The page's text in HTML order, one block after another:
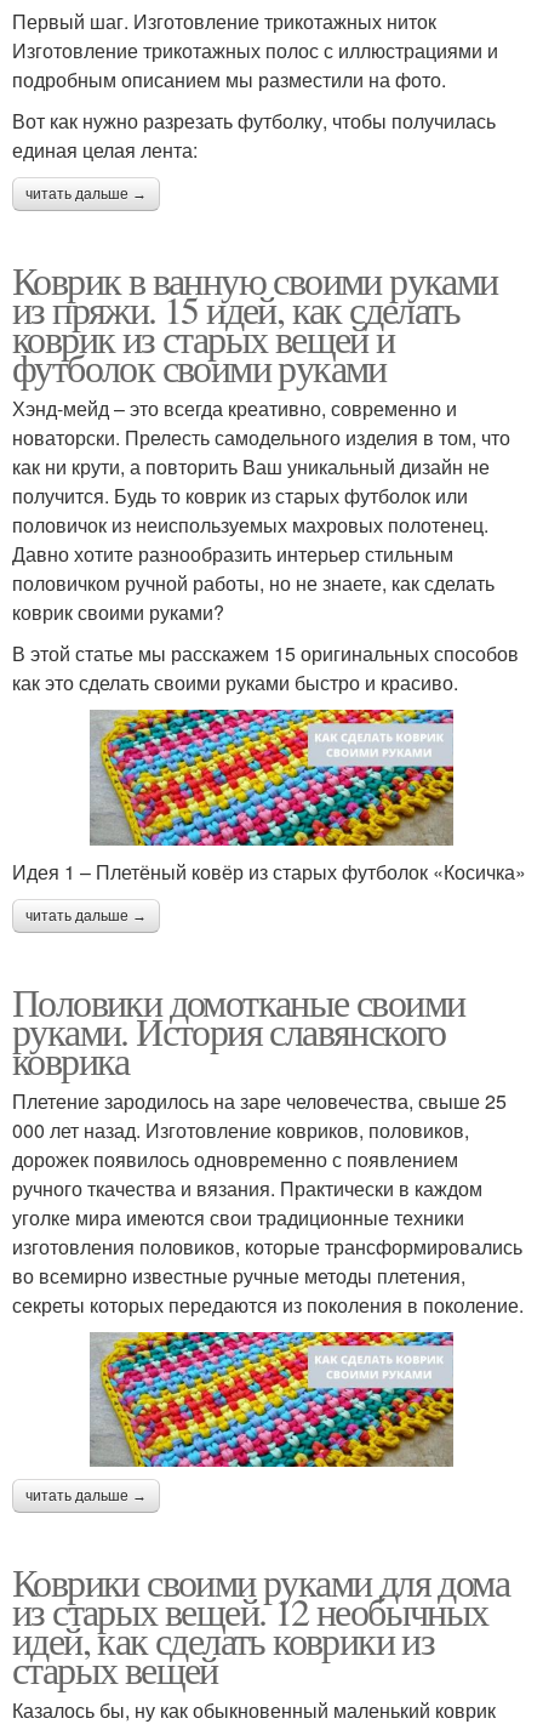
Первый шаг. Изготовление трикотажных ниток
Изготовление трикотажных полос с иллюстрациями и
подробным описанием мы разместили на фото.
Вот как нужно разрезать футболку, чтобы получилась
единая целая лента:
читать дальше →
Коврик в ванную своими руками
из пряжи. 15 идей, как сделать
коврик из старых вещей и
футболок своими руками
Хэнд-мейд – это всегда креативно, современно и
новаторски. Прелесть самодельного изделия в том, что
как ни крути, а повторить Ваш уникальный дизайн не
получится. Будь то коврик из старых футболок или
половичок из неиспользуемых махровых полотенец.
Давно хотите разнообразить интерьер стильным
половичком ручной работы, но не знаете, как сделать
коврик своими руками?
В этой статье мы расскажем 15 оригинальных способов
как это сделать своими руками быстро и красиво.
Идея 1 – Плетёный ковёр из старых футболок «Косичка»
читать дальше →
Половики домотканые своими
руками. История славянского
коврика
Плетение зародилось на заре человечества, свыше 25
000 лет назад. Изготовление ковриков, половиков,
дорожек появилось одновременно с появлением
ручного ткачества и вязания. Практически в каждом
уголке мира имеются свои традиционные техники
изготовления половиков, которые трансформировались
во всемирно известные ручные методы плетения,
секреты которых передаются из поколения в поколение.
читать дальше →
Коврики своими руками для дома
из старых вещей. 12 необычных
идей, как сделать коврики из
старых вещей
Казалось бы, ну как обыкновенный маленький коврик